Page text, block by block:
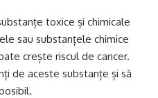
toxice și chimicale
sau substanțele chimice
crește riscul de cancer.
de aceste substanțe și să